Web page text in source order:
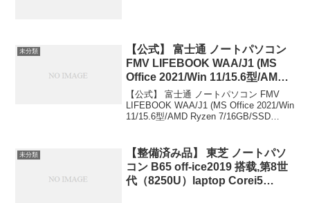
未分類
【公式】 富士通 ノートパソコン
FMV LIFEBOOK WAA/J1 (MS
Office 2021/Win 11/15.6型/AMD
Ryzen 7/16GB/SSD 512GB/スー
パーマルチドライブ) AHシリーズ
FMVWJ1AA71_AZ 富士通
【公式】 富士通 ノートパソコン FMV
LIFEBOOK WAA/J1 (MS Office 2021/Win
11/15.6型/AMD Ryzen 7/16GB/SSD
未分類
【整備済み品】 東芝 ノートパソ
コン B65 off-ice2019 搭载,第8世
代（8250U）laptop Corei5